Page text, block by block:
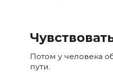
Потом у человека
пути.